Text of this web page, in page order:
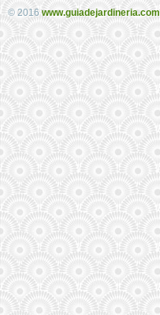
© 2016www.guiadejardineria.com